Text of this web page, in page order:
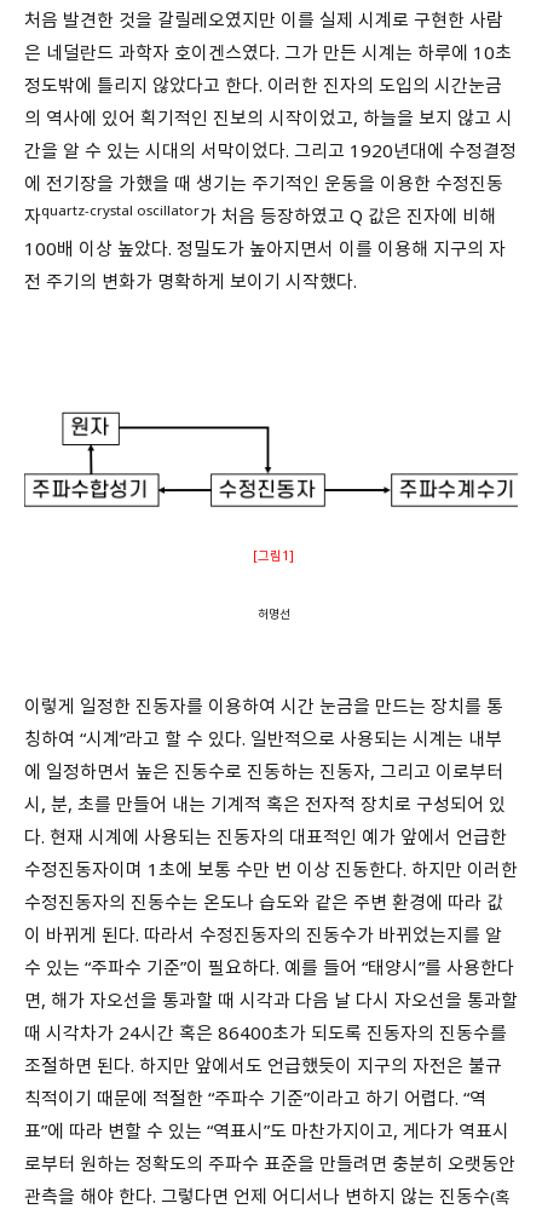
처음 발견한 것을 갈릴레오였지만 이를 실제 시계로 구현한 사람
은 네덜란드 과학자 호이겐스였다. 그가 만든 시계는 하루에 10초
정도밖에 틀리지 않았다고 한다. 이러한 진자의 도입의 시간눈금
의 역사에 있어 획기적인 진보의 시작이었고, 하늘을 보지 않고 시
간을 알 수 있는 시대의 서막이었다. 그리고 1920년대에 수정결정
에 전기장을 가했을 때 생기는 주기적인 운동을 이용한 수정진동
자quartz-crystal oscillator가 처음 등장하였고 Q 값은 진자에 비해
100배 이상 높았다. 정밀도가 높아지면서 이를 이용해 지구의 자
전 주기의 변화가 명확하게 보이기 시작했다.
[그림1]
허명선
이렇게 일정한 진동자를 이용하여 시간 눈금을 만드는 장치를 통
칭하여 “시계”라고 할 수 있다. 일반적으로 사용되는 시계는 내부
에 일정하면서 높은 진동수로 진동하는 진동자, 그리고 이로부터
시, 분, 초를 만들어 내는 기계적 혹은 전자적 장치로 구성되어 있
다. 현재 시계에 사용되는 진동자의 대표적인 예가 앞에서 언급한
수정진동자이며 1초에 보통 수만 번 이상 진동한다. 하지만 이러한
수정진동자의 진동수는 온도나 습도와 같은 주변 환경에 따라 값
이 바뀌게 된다. 따라서 수정진동자의 진동수가 바뀌었는지를 알
수 있는 “주파수 기준”이 필요하다. 예를 들어 “태양시”를 사용한다
면, 해가 자오선을 통과할 때 시각과 다음 날 다시 자오선을 통과할
때 시각차가 24시간 혹은 86400초가 되도록 진동자의 진동수를
조절하면 된다. 하지만 앞에서도 언급했듯이 지구의 자전은 불규
칙적이기 때문에 적절한 “주파수 기준”이라고 하기 어렵다. “역
표”에 따라 변할 수 있는 “역표시”도 마찬가지이고, 게다가 역표시
로부터 원하는 정확도의 주파수 표준을 만들려면 충분히 오랫동안
관측을 해야 한다. 그렇다면 언제 어디서나 변하지 않는 진동수(혹